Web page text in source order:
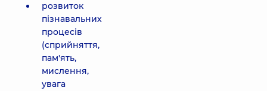
розвиток
пізнавальних
процесів
(сприйняття,
пам'ять,
мислення,
увага